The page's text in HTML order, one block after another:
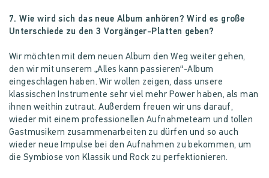
7. Wie wird sich das neue Album anhören? Wird es große
Unterschiede zu den 3 Vorgänger-Platten geben?
Wir möchten mit dem neuen Album den Weg weiter gehen,
den wir mit unserem „Alles kann passieren“-Album
eingeschlagen haben. Wir wollen zeigen, dass unsere
klassischen Instrumente sehr viel mehr Power haben, als man
ihnen weithin zutraut. Außerdem freuen wir uns darauf,
wieder mit einem professionellen Aufnahmeteam und tollen
Gastmusikern zusammenarbeiten zu dürfen und so auch
wieder neue Impulse bei den Aufnahmen zu bekommen, um
die Symbiose von Klassik und Rock zu perfektionieren.